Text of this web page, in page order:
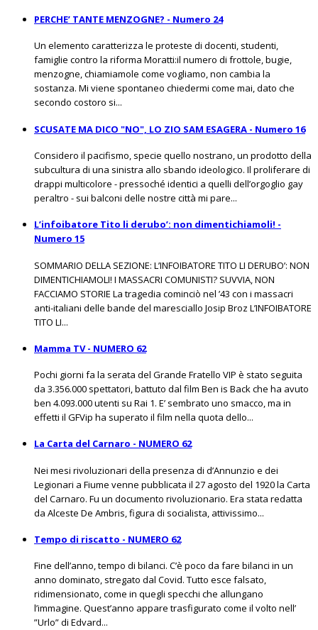
PERCHE’ TANTE MENZOGNE? - Numero 24
Un elemento caratterizza le proteste di docenti, studenti,
famiglie contro la riforma Moratti:il numero di frottole, bugie,
menzogne, chiamiamole come vogliamo, non cambia la
sostanza. Mi viene spontaneo chiedermi come mai, dato che
secondo costoro si...
SCUSATE MA DICO "NO", LO ZIO SAM ESAGERA - Numero 16
Considero il pacifismo, specie quello nostrano, un prodotto della
subcultura di una sinistra allo sbando ideologico. Il proliferare di
drappi multicolore - pressoché identici a quelli dell’orgoglio gay
peraltro - sui balconi delle nostre città mi pare...
L’infoibatore Tito li derubo’: non dimentichiamoli! -
Numero 15
SOMMARIO DELLA SEZIONE: L’INFOIBATORE TITO LI DERUBO’: NON
DIMENTICHIAMOLI! I MASSACRI COMUNISTI? SUVVIA, NON
FACCIAMO STORIE La tragedia cominciò nel ’43 con i massacri
anti-italiani delle bande del maresciallo Josip Broz L’INFOIBATORE
TITO LI...
Mamma TV - NUMERO 62
Pochi giorni fa la serata del Grande Fratello VIP è stato seguita
da 3.356.000 spettatori, battuto dal film Ben is Back che ha avuto
ben 4.093.000 utenti su Rai 1. E’ sembrato uno smacco, ma in
effetti il GFVip ha superato il film nella quota dello...
La Carta del Carnaro - NUMERO 62
Nei mesi rivoluzionari della presenza di d’Annunzio e dei
Legionari a Fiume venne pubblicata il 27 agosto del 1920 la Carta
del Carnaro. Fu un documento rivoluzionario. Era stata redatta
da Alceste De Ambris, figura di socialista, attivissimo...
Tempo di riscatto - NUMERO 62
Fine dell’anno, tempo di bilanci. C’è poco da fare bilanci in un
anno dominato, stregato dal Covid. Tutto esce falsato,
ridimensionato, come in quegli specchi che allungano
l’immagine. Quest’anno appare trasfigurato come il volto nell’
”Urlo” di Edvard...